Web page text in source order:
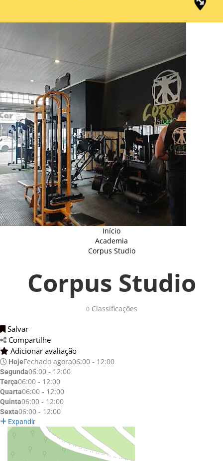
Início
Academia
Corpus Studio
Corpus Studio
0Classificações
Salvar
Compartilhe
Adicionar avaliação
HojeFechado agora06:00 - 12:00
Segunda06:00 - 12:00
Terça06:00 - 12:00
Quarta06:00 - 12:00
Quinta06:00 - 12:00
Sexta06:00 - 12:00
Expandir